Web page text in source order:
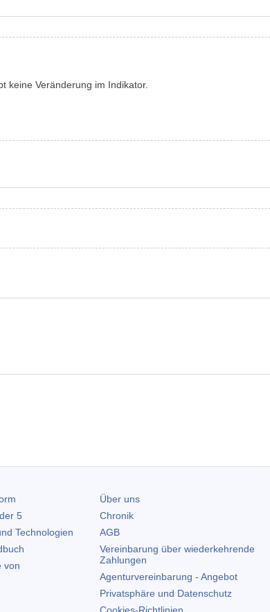
keine Veränderung im Indikator.
5
Technologien
von
Über uns
Chronik
AGB
Vereinbarung über wiederkehrende
Zahlungen
Agenturvereinbarung - Angebot
Privatsphäre und Datenschutz